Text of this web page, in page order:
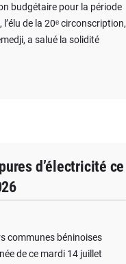
budgétaire pour la période
de la 20ᵉ circonscription,
a salué la solidité
d’électricité ce
communes béninoises
de ce mardi 14 juillet